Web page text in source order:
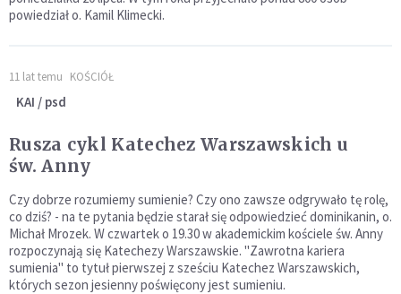
powiedział o. Kamil Klimecki.
11 lat temu KOŚCIÓŁ
KAI / psd
Rusza cykl Katechez Warszawskich u
św. Anny
Czy dobrze rozumiemy sumienie? Czy ono zawsze odgrywało tę rolę,
co dziś? - na te pytania będzie starał się odpowiedzieć dominikanin, o.
Michał Mrozek. W czwartek o 19.30 w akademickim kościele św. Anny
rozpoczynają się Katechezy Warszawskie. "Zawrotna kariera
sumienia" to tytuł pierwszej z sześciu Katechez Warszawskich,
których sezon jesienny poświęcony jest sumieniu.